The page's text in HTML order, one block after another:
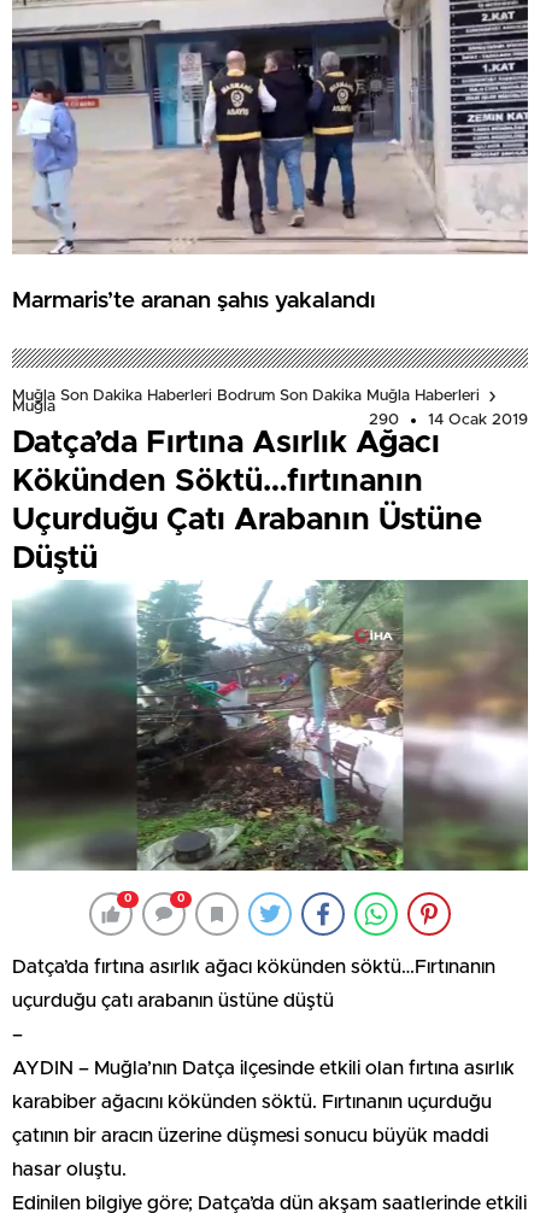
Marmaris’te aranan şahıs yakalandı
Muğla Son Dakika Haberleri Bodrum Son Dakika Muğla Haberleri
Muğla
290
14 Ocak 2019
Datça’da Fırtına Asırlık Ağacı
Kökünden Söktü…fırtınanın
Uçurduğu Çatı Arabanın Üstüne
Düştü
0 0
Datça’da fırtına asırlık ağacı kökünden söktü…Fırtınanın
uçurduğu çatı arabanın üstüne düştü
–
AYDIN – Muğla’nın Datça ilçesinde etkili olan fırtına asırlık
karabiber ağacını kökünden söktü. Fırtınanın uçurduğu
çatının bir aracın üzerine düşmesi sonucu büyük maddi
hasar oluştu.
Edinilen bilgiye göre; Datça’da dün akşam saatlerinde etkili